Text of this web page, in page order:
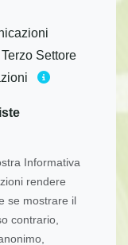
Settore
Informativa
rendere
se mostrare il
contrario,